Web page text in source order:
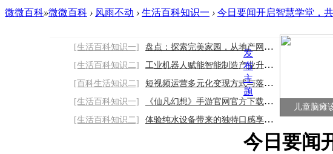
微微百科»微微百科 › 风雨不动 › 生活百科知识一 › 今日要闻开启智慧学堂，
[生活百科知识一]
盘点：探索完美家园，从地产网站建设开始
[生活百科知识二]
工业机器人赋能智能制造产业升级核心价值
[百科生活知识二]
短视频运营多元化变现方式与落地实操思路
[生活百科知识一]
《仙凡幻想》手游官网官方下载链接：畅享奇
[生活百科知识二]
体验纯水设备带来的独特口感享受2026/8/7
儿童脑瘫
发
布
主
题
今日要闻